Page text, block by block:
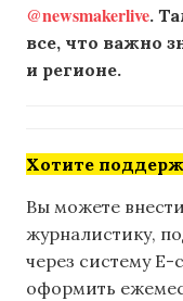
@newsmakerlive.
все, что важно
и регионе.
Хотите
Вы можете
журналистику,
через систему
оформить